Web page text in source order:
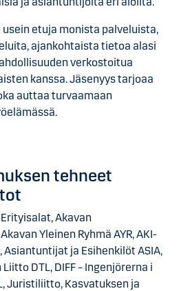
etuja monista palveluista,
ajankohtaista tietoa alasi
verkostoitua
kanssa. Jäsenyys tarjoaa
auttaa turvaamaan
tehneet
Akavan
Yleinen Ryhmä AYR, AKI-
ja Esihenkilöt ASIA,
DTL, DIFF – Ingenjörerna i
Juristiliitto, Kasvatuksen ja